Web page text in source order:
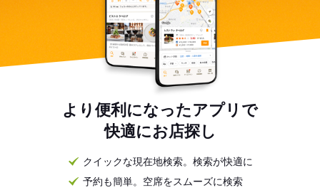
より便利になったアプリで
快適にお店探し
クイックな現在地検索。検索が快適に
予約も簡単。空席をスムーズに検索